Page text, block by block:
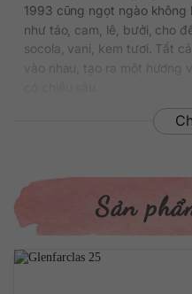
1993 cũng ngọt ngào
như táo, cam, lê, bưởi, cho
socola, vani, kem tươi. Tất
Khi thưởng thức rượu, bạn
năm ủ trong thùng gỗ
Glenfarclas đặt mua từ Mỹ
đắt đỏ đã khiến cho kinh
nhiên, không phải vì thế mà
pháp sản xuất truyền thống
Sản